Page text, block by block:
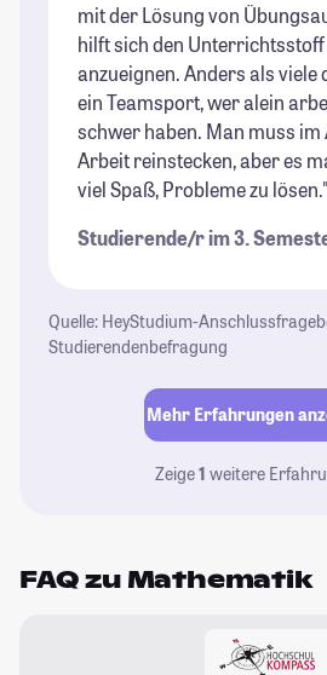
mit der Lösung von
hilft sich den
anzueignen. Anders als viele
ein Teamsport, wer alein
schwer haben. Man muss im
Arbeit reinstecken, aber es
viel Spaß, Probleme zu lösen."
Studierende/r im 3.
Quelle: HeyStudium-
Studierendenbefragung
Mehr Erfahrungen
Zeige1 weitere
FAQ zu Mathematik